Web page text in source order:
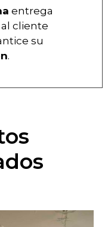
entrega
cliente
su
.